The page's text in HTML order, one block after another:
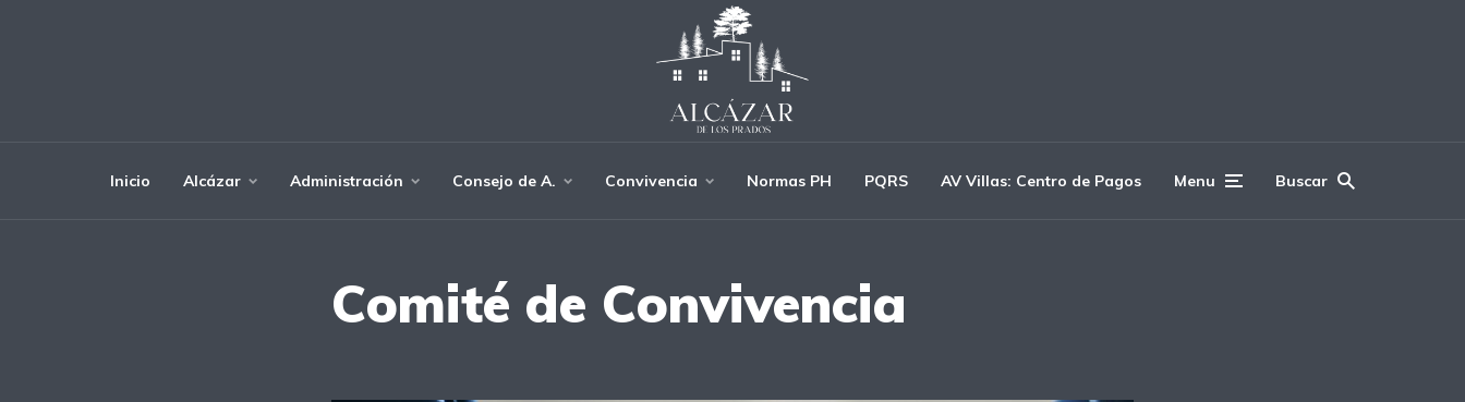
Inicio Alcázar Administración Consejo de A. Convivencia Normas PH PQRS AV Villas: Centro de Pagos Menu Buscar
Comité de Convivencia